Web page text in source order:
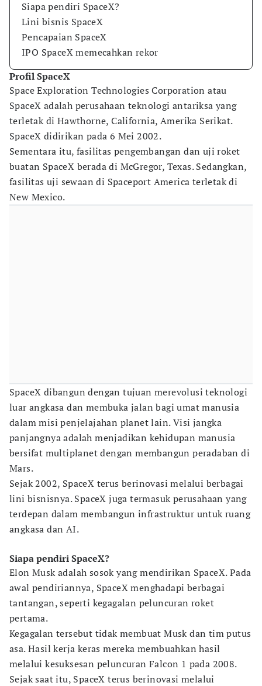
Siapa pendiri SpaceX?
Lini bisnis SpaceX
Pencapaian SpaceX
IPO SpaceX memecahkan rekor
Profil SpaceX
Space Exploration Technologies Corporation atau
SpaceX adalah perusahaan teknologi antariksa yang
terletak di Hawthorne, California, Amerika Serikat.
SpaceX didirikan pada 6 Mei 2002.
Sementara itu, fasilitas pengembangan dan uji roket
buatan SpaceX berada di McGregor, Texas. Sedangkan,
fasilitas uji sewaan di Spaceport America terletak di
New Mexico.
SpaceX dibangun dengan tujuan merevolusi teknologi
luar angkasa dan membuka jalan bagi umat manusia
dalam misi penjelajahan planet lain. Visi jangka
panjangnya adalah menjadikan kehidupan manusia
bersifat multiplanet dengan membangun peradaban di
Mars.
Sejak 2002, SpaceX terus berinovasi melalui berbagai
lini bisnisnya. SpaceX juga termasuk perusahaan yang
terdepan dalam membangun infrastruktur untuk ruang
angkasa dan AI.
Siapa pendiri SpaceX?
Elon Musk adalah sosok yang mendirikan SpaceX. Pada
awal pendiriannya, SpaceX menghadapi berbagai
tantangan, seperti kegagalan peluncuran roket
pertama.
Kegagalan tersebut tidak membuat Musk dan tim putus
asa. Hasil kerja keras mereka membuahkan hasil
melalui kesuksesan peluncuran Falcon 1 pada 2008.
Sejak saat itu, SpaceX terus berinovasi melalui